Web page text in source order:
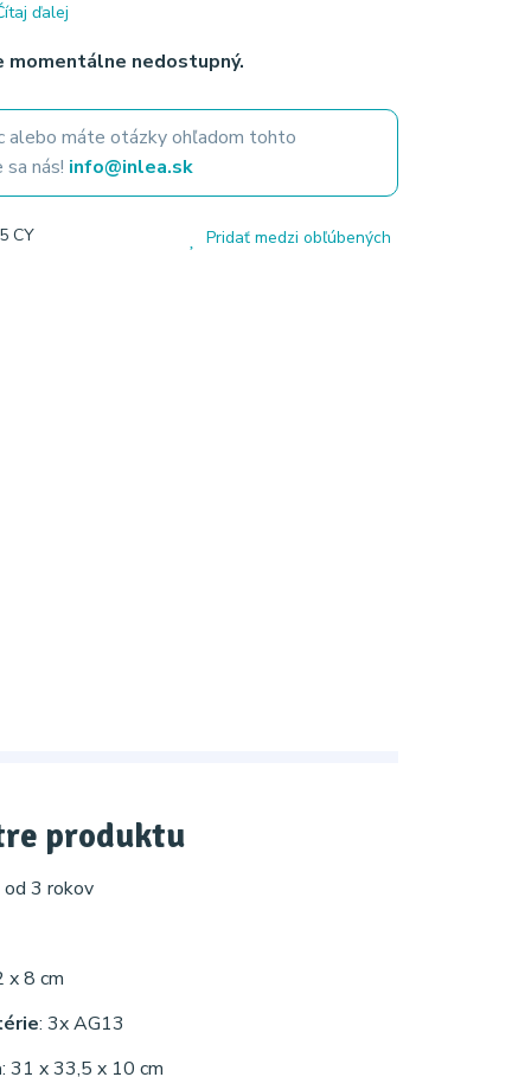
ďalej
nedostupný.
alebo máte otázky ohľadom tohto
nás! info@inlea.sk
CY Pridať medzi obľúbených
produktu
od 3 rokov
x 8 cm
: 3x AG13
: 31 x 33,5 x 10 cm